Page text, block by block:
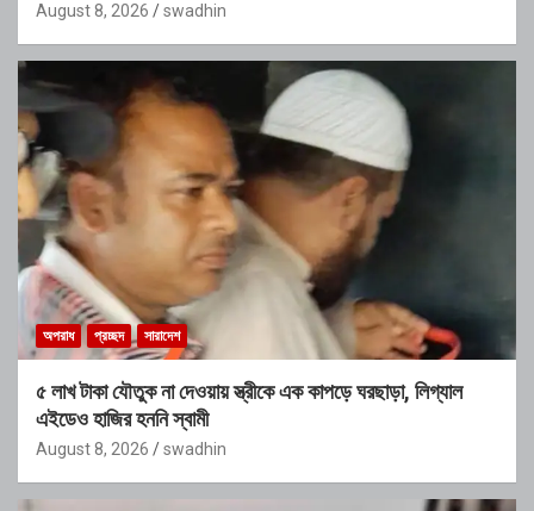
August 8, 2026 swadhin
অপরাধ প্রচ্ছদ সারাদেশ
৫ লাখ টাকা যৌতুক না দেওয়ায় স্ত্রীকে এক কাপড়ে ঘরছাড়া, লিগ্যাল
এইডেও হাজির হননি স্বামী
August 8, 2026 swadhin